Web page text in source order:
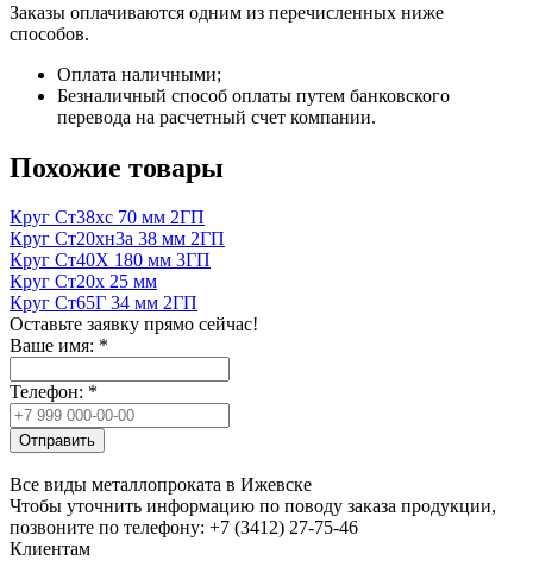
Заказы оплачиваются одним из перечисленных ниже
способов.
Оплата наличными;
Безналичный способ оплаты путем банковского
перевода на расчетный счет компании.
Похожие товары
Круг Ст38хс 70 мм 2ГП
Круг Ст20хн3а 38 мм 2ГП
Круг Ст40Х 180 мм 3ГП
Круг Ст20х 25 мм
Круг Ст65Г 34 мм 2ГП
Оставьте заявку прямо сейчас!
Ваше имя: *
Телефон: *
Отправить
Все виды металлопроката в Ижевске
Чтобы уточнить информацию по поводу заказа продукции,
позвоните по телефону: +7 (3412) 27-75-46
Клиентам